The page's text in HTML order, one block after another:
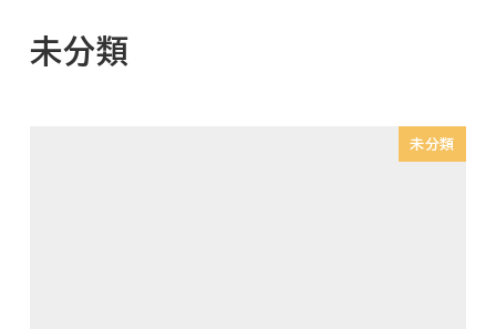
未分類
未分類